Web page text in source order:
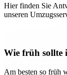
Hier finden Sie
unseren
Wie früh sollte
Am besten so früh